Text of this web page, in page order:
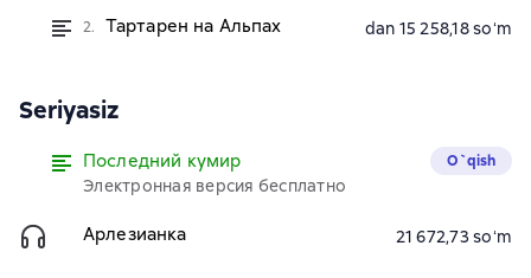
2. Тартарен на Альпах dan 15 258,18 soʻm
Seriyasiz
Последний кумир
Электронная версия бесплатно
O`qish
Арлезианка 21 672,73 soʻm